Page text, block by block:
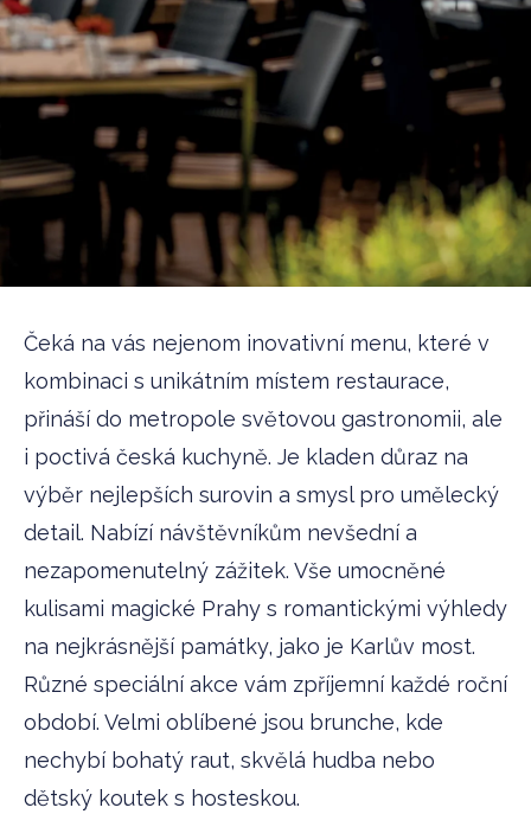
Čeká na vás nejenom inovativní menu, které v
kombinaci s unikátním místem restaurace,
přináší do metropole světovou gastronomii, ale
i poctivá česká kuchyně. Je kladen důraz na
výběr nejlepších surovin a smysl pro umělecký
detail. Nabízí návštěvníkům nevšední a
nezapomenutelný zážitek. Vše umocněné
kulisami magické Prahy s romantickými výhledy
na nejkrásnější památky, jako je Karlův most.
Různé speciální akce vám zpříjemní každé roční
období. Velmi oblíbené jsou brunche, kde
nechybí bohatý raut, skvělá hudba nebo
dětský koutek s hosteskou.